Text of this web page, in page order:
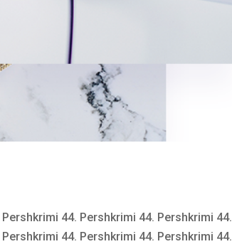
44. Pershkrimi 44. Pershkrimi 44.
44. Pershkrimi 44. Pershkrimi 44.